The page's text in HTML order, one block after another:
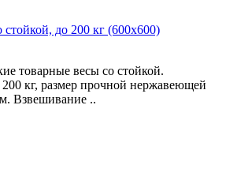
до 200 кг (600х600)
товарные весы со стойкой.
кг, размер прочной нержавеющей
Взвешивание ..